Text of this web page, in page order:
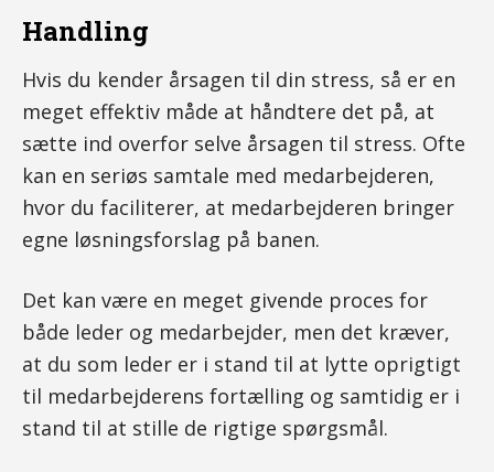
Handling
Hvis du kender årsagen til din stress, så er en
meget effektiv måde at håndtere det på, at
sætte ind overfor selve årsagen til stress. Ofte
kan en seriøs samtale med medarbejderen,
hvor du faciliterer, at medarbejderen bringer
egne løsningsforslag på banen.
Det kan være en meget givende proces for
både leder og medarbejder, men det kræver,
at du som leder er i stand til at lytte oprigtigt
til medarbejderens fortælling og samtidig er i
stand til at stille de rigtige spørgsmål.